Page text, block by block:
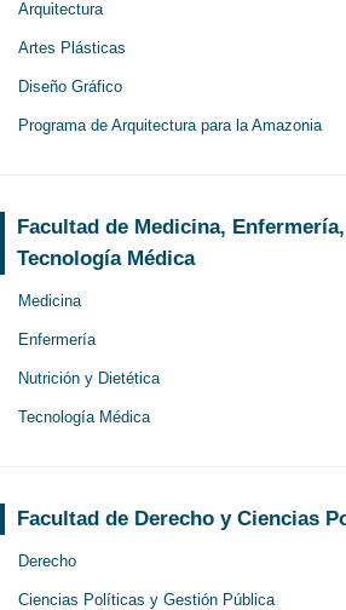
Arquitectura
Artes Plásticas
Diseño Gráfico
Programa de Arquitectura para la Amazonia
Facultad de Medicina,
Tecnología Médica
Medicina
Enfermería
Nutrición y Dietética
Tecnología Médica
Facultad de Derecho y Ciencias
Derecho
Ciencias Políticas y Gestión Pública